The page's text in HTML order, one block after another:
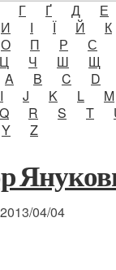
Г Ґ Д Е
И І Ї Й К
О П Р С
Ц Ч Ш Щ
A B C D
I J K L M
Q R S T
Y Z
2013/04/04